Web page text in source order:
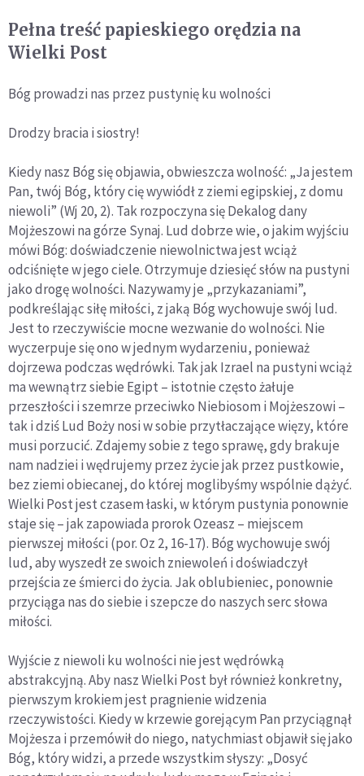
Pełna treść papieskiego orędzia na
Wielki Post
Bóg prowadzi nas przez pustynię ku wolności
Drodzy bracia i siostry!
Kiedy nasz Bóg się objawia, obwieszcza wolność: „Ja jestem
Pan, twój Bóg, który cię wywiódł z ziemi egipskiej, z domu
niewoli” (Wj 20, 2). Tak rozpoczyna się Dekalog dany
Mojżeszowi na górze Synaj. Lud dobrze wie, o jakim wyjściu
mówi Bóg: doświadczenie niewolnictwa jest wciąż
odciśnięte w jego ciele. Otrzymuje dziesięć słów na pustyni
jako drogę wolności. Nazywamy je „przykazaniami”,
podkreślając siłę miłości, z jaką Bóg wychowuje swój lud.
Jest to rzeczywiście mocne wezwanie do wolności. Nie
wyczerpuje się ono w jednym wydarzeniu, ponieważ
dojrzewa podczas wędrówki. Tak jak Izrael na pustyni wciąż
ma wewnątrz siebie Egipt – istotnie często żałuje
przeszłości i szemrze przeciwko Niebiosom i Mojżeszowi –
tak i dziś Lud Boży nosi w sobie przytłaczające więzy, które
musi porzucić. Zdajemy sobie z tego sprawę, gdy brakuje
nam nadziei i wędrujemy przez życie jak przez pustkowie,
bez ziemi obiecanej, do której moglibyśmy wspólnie dążyć.
Wielki Post jest czasem łaski, w którym pustynia ponownie
staje się – jak zapowiada prorok Ozeasz – miejscem
pierwszej miłości (por. Oz 2, 16-17). Bóg wychowuje swój
lud, aby wyszedł ze swoich zniewoleń i doświadczył
przejścia ze śmierci do życia. Jak oblubieniec, ponownie
przyciąga nas do siebie i szepcze do naszych serc słowa
miłości.
Wyjście z niewoli ku wolności nie jest wędrówką
abstrakcyjną. Aby nasz Wielki Post był również konkretny,
pierwszym krokiem jest pragnienie widzenia
rzeczywistości. Kiedy w krzewie gorejącym Pan przyciągnął
Mojżesza i przemówił do niego, natychmiast objawił się jako
Bóg, który widzi, a przede wszystkim słyszy: „Dosyć